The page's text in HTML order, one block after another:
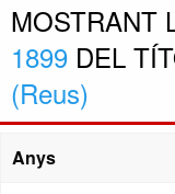
MOSTRANT
1899 DEL
(Reus)
Anys